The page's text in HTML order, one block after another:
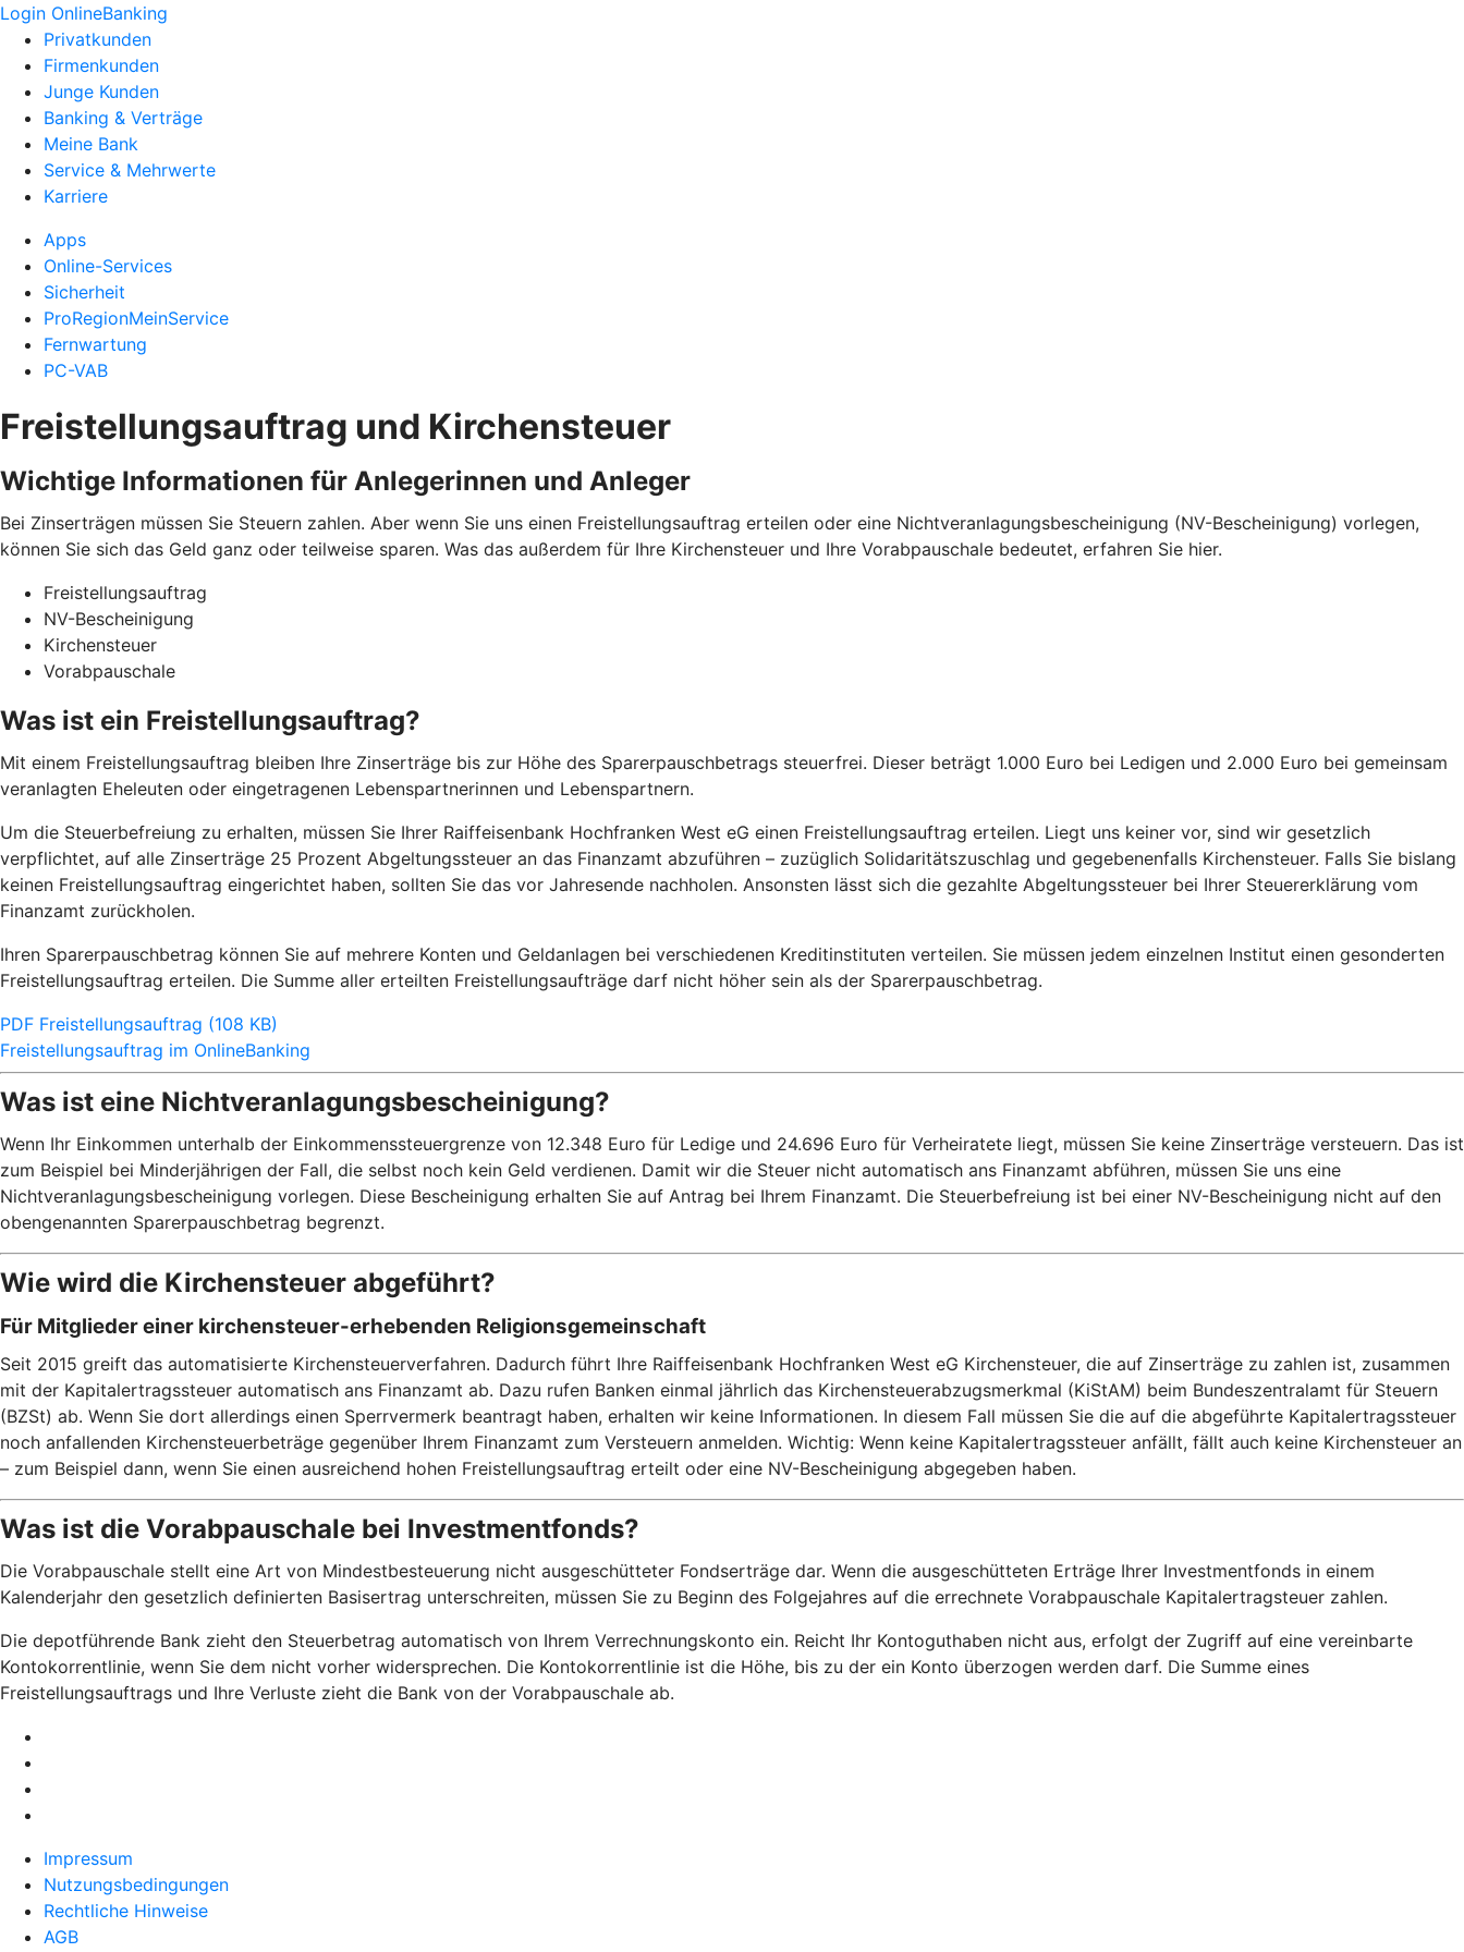
Login OnlineBanking
Privatkunden
Firmenkunden
Junge Kunden
Banking & Verträge
Meine Bank
Service & Mehrwerte
Karriere
Apps
Online-Services
Sicherheit
ProRegionMeinService
Fernwartung
PC-VAB
Freistellungsauftrag und Kirchensteuer
Wichtige Informationen für Anlegerinnen und Anleger
Bei Zinserträgen müssen Sie Steuern zahlen. Aber wenn Sie uns einen Freistellungsauftrag erteilen oder eine Nichtveranlagungsbescheinigung (NV-Bescheinigung) vorlegen,
können Sie sich das Geld ganz oder teilweise sparen. Was das außerdem für Ihre Kirchensteuer und Ihre Vorabpauschale bedeutet, erfahren Sie hier.
Freistellungsauftrag
NV-Bescheinigung
Kirchensteuer
Vorabpauschale
Was ist ein Freistellungsauftrag?
Mit einem Freistellungsauftrag bleiben Ihre Zinserträge bis zur Höhe des Sparerpauschbetrags steuerfrei. Dieser beträgt 1.000 Euro bei Ledigen und 2.000 Euro bei gemeinsam
veranlagten Eheleuten oder eingetragenen Lebenspartnerinnen und Lebenspartnern.
Um die Steuerbefreiung zu erhalten, müssen Sie Ihrer Raiffeisenbank Hochfranken West eG einen Freistellungsauftrag erteilen. Liegt uns keiner vor, sind wir gesetzlich
verpflichtet, auf alle Zinserträge 25 Prozent Abgeltungssteuer an das Finanzamt abzuführen – zuzüglich Solidaritätszuschlag und gegebenenfalls Kirchensteuer. Falls Sie bislang
keinen Freistellungsauftrag eingerichtet haben, sollten Sie das vor Jahresende nachholen. Ansonsten lässt sich die gezahlte Abgeltungssteuer bei Ihrer Steuererklärung vom
Finanzamt zurückholen.
Ihren Sparerpauschbetrag können Sie auf mehrere Konten und Geldanlagen bei verschiedenen Kreditinstituten verteilen. Sie müssen jedem einzelnen Institut einen gesonderten
Freistellungsauftrag erteilen. Die Summe aller erteilten Freistellungsaufträge darf nicht höher sein als der Sparerpauschbetrag.
PDF Freistellungsauftrag (108 KB)
Freistellungsauftrag im OnlineBanking
Was ist eine Nichtveranlagungsbescheinigung?
Wenn Ihr Einkommen unterhalb der Einkommenssteuergrenze von 12.348 Euro für Ledige und 24.696 Euro für Verheiratete liegt, müssen Sie keine Zinserträge versteuern. Das ist
zum Beispiel bei Minderjährigen der Fall, die selbst noch kein Geld verdienen. Damit wir die Steuer nicht automatisch ans Finanzamt abführen, müssen Sie uns eine
Nichtveranlagungsbescheinigung vorlegen. Diese Bescheinigung erhalten Sie auf Antrag bei Ihrem Finanzamt. Die Steuerbefreiung ist bei einer NV-Bescheinigung nicht auf den
obengenannten Sparerpauschbetrag begrenzt.
Wie wird die Kirchensteuer abgeführt?
Für Mitglieder einer kirchensteuer-erhebenden Religionsgemeinschaft
Seit 2015 greift das automatisierte Kirchensteuerverfahren. Dadurch führt Ihre Raiffeisenbank Hochfranken West eG Kirchensteuer, die auf Zinserträge zu zahlen ist, zusammen
mit der Kapitalertragssteuer automatisch ans Finanzamt ab. Dazu rufen Banken einmal jährlich das Kirchensteuerabzugsmerkmal (KiStAM) beim Bundeszentralamt für Steuern
(BZSt) ab. Wenn Sie dort allerdings einen Sperrvermerk beantragt haben, erhalten wir keine Informationen. In diesem Fall müssen Sie die auf die abgeführte Kapitalertragssteuer
noch anfallenden Kirchensteuerbeträge gegenüber Ihrem Finanzamt zum Versteuern anmelden. Wichtig: Wenn keine Kapitalertragssteuer anfällt, fällt auch keine Kirchensteuer an
– zum Beispiel dann, wenn Sie einen ausreichend hohen Freistellungsauftrag erteilt oder eine NV-Bescheinigung abgegeben haben.
Was ist die Vorabpauschale bei Investmentfonds?
Die Vorabpauschale stellt eine Art von Mindestbesteuerung nicht ausgeschütteter Fondserträge dar. Wenn die ausgeschütteten Erträge Ihrer Investmentfonds in einem
Kalenderjahr den gesetzlich definierten Basisertrag unterschreiten, müssen Sie zu Beginn des Folgejahres auf die errechnete Vorabpauschale Kapitalertragsteuer zahlen.
Die depotführende Bank zieht den Steuerbetrag automatisch von Ihrem Verrechnungskonto ein. Reicht Ihr Kontoguthaben nicht aus, erfolgt der Zugriff auf eine vereinbarte
Kontokorrentlinie, wenn Sie dem nicht vorher widersprechen. Die Kontokorrentlinie ist die Höhe, bis zu der ein Konto überzogen werden darf. Die Summe eines
Freistellungsauftrags und Ihre Verluste zieht die Bank von der Vorabpauschale ab.
Impressum
Nutzungsbedingungen
Rechtliche Hinweise
AGB